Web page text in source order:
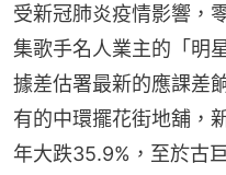
受新冠肺炎疫情影響，
集歌手名人業主的「明
據差估署最新的應課差
有的中環擺花街地舖，
年大跌35.9%，至於古